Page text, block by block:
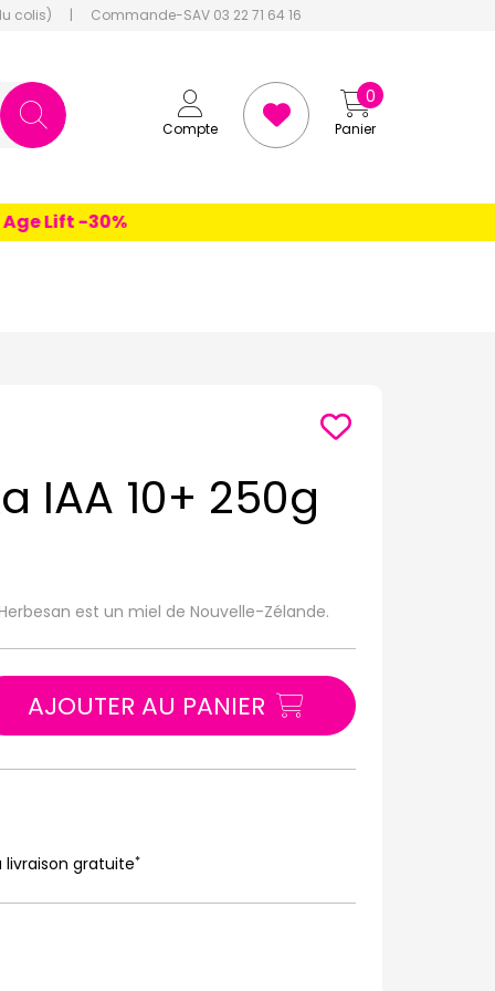
colis) | Commande-SAV 03 22 71 64 16
Compte Panier
0
Lift -30%
IAA 10+ 250g
est un miel de Nouvelle-Zélande.
AJOUTER AU PANIER
gratuite*